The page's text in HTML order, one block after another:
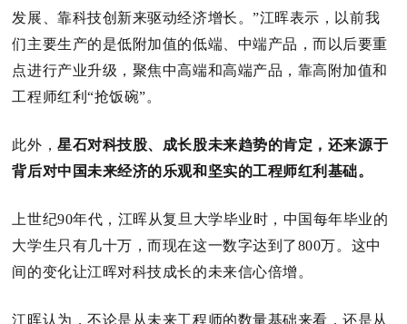
发展、靠科技创新来驱动经济增长。”江晖表示，以前我
们主要生产的是低附加值的低端、中端产品，而以后要重
点进行产业升级，聚焦中高端和高端产品，靠高附加值和
工程师红利“抢饭碗”。
此外，星石对科技股、成长股未来趋势的肯定，还来源于
背后对中国未来经济的乐观和坚实的工程师红利基础。
上世纪90年代，江晖从复旦大学毕业时，中国每年毕业的
大学生只有几十万，而现在这一数字达到了800万。 这中
间的变化让江晖对科技成长的未来信心倍增。
江晖认为，不论是从未来工程师的数量基础来看，还是从